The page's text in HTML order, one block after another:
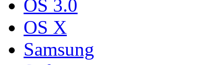
OS 3.0
OS X
Samsung